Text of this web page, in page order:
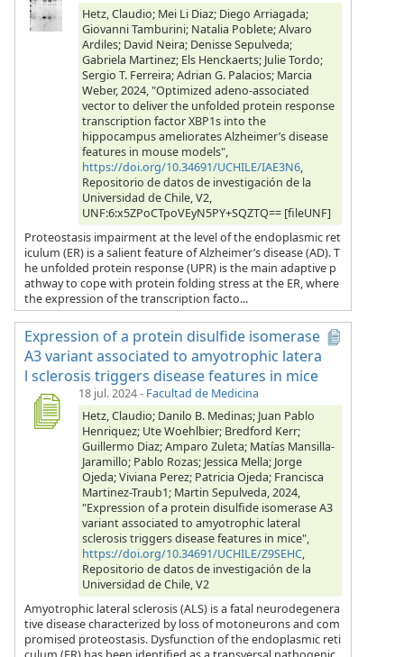
Hetz, Claudio; Mei Li Diaz; Diego Arriagada;
Giovanni Tamburini; Natalia Poblete; Alvaro
Ardiles; David Neira; Denisse Sepulveda;
Gabriela Martinez; Els Henckaerts; Julie Tordo;
Sergio T. Ferreira; Adrian G. Palacios; Marcia
Weber, 2024, "Optimized adeno-associated
vector to deliver the unfolded protein response
transcription factor XBP1s into the
hippocampus ameliorates Alzheimer’s disease
features in mouse models",
https://doi.org/10.34691/UCHILE/IAE3N6,
Repositorio de datos de investigación de la
Universidad de Chile, V2,
UNF:6:x5ZPoCTpoVEyN5PY+SQZTQ== [fileUNF]
Proteostasis impairment at the level of the endoplasmic ret
iculum (ER) is a salient feature of Alzheimer’s disease (AD). T
he unfolded protein response (UPR) is the main adaptive p
athway to cope with protein folding stress at the ER, where
the expression of the transcription facto...
Expression of a protein disulfide isomerase
A3 variant associated to amyotrophic latera
l sclerosis triggers disease features in mice
18 jul. 2024- Facultad de Medicina
Hetz, Claudio; Danilo B. Medinas; Juan Pablo
Henriquez; Ute Woehlbier; Bredford Kerr;
Guillermo Diaz; Amparo Zuleta; Matías Mansilla-
Jaramillo; Pablo Rozas; Jessica Mella; Jorge
Ojeda; Viviana Perez; Patricia Ojeda; Francisca
Martinez-Traub1; Martin Sepulveda, 2024,
"Expression of a protein disulfide isomerase A3
variant associated to amyotrophic lateral
sclerosis triggers disease features in mice",
https://doi.org/10.34691/UCHILE/Z9SEHC,
Repositorio de datos de investigación de la
Universidad de Chile, V2
Amyotrophic lateral sclerosis (ALS) is a fatal neurodegenera
tive disease characterized by loss of motoneurons and com
promised proteostasis. Dysfunction of the endoplasmic reti